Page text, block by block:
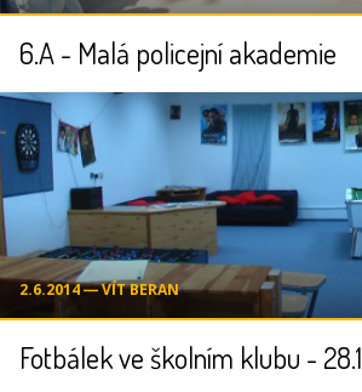
6.A - Malá policejní akademie
2.6.2014 ― VÍT BERAN